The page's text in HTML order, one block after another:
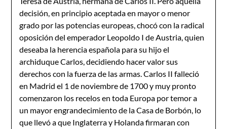
decisión, en principio aceptada en mayor o menor
grado por las potencias europeas, chocó con la radical
oposición del emperador Leopoldo I de Austria, quien
deseaba la herencia española para su hijo el
archiduque Carlos, decidiendo hacer valor sus
derechos con la fuerza de las armas. Carlos II falleció
en Madrid el 1 de noviembre de 1700 y muy pronto
comenzaron los recelos en toda Europa por temor a
un mayor engrandecimiento de la Casa de Borbón, lo
que llevó a que Inglaterra y Holanda firmaran con